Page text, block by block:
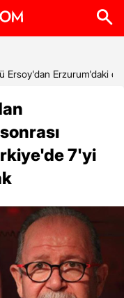
Ersoy'dan Erzurum'daki
7'yi